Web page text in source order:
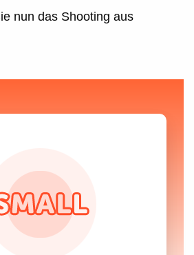
nun das Shooting aus